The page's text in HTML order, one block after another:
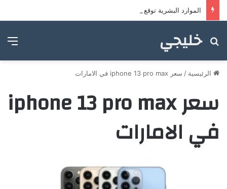
خليجي
بحث عن
الرئيسية / سعر iphone 13 pro max في الامارات
سعر iphone 13 pro max
في الامارات